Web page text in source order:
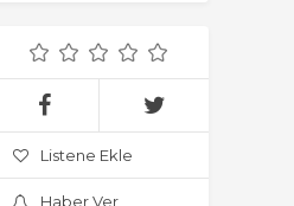
Listene Ekle
Haber Ver